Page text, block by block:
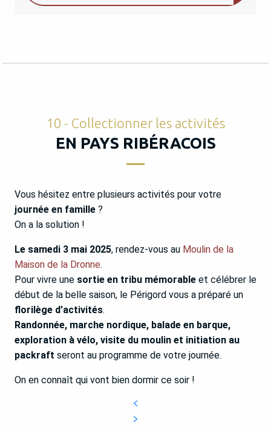
10 - Collectionner les activités
EN PAYS RIBÉRACOIS
Vous hésitez entre plusieurs activités pour votre
journée en famille ?
On a la solution !
Le samedi 3 mai 2025, rendez-vous au Moulin de la
Maison de la Dronne.
Pour vivre une sortie en tribu mémorable et célébrer le
début de la belle saison, le Périgord vous a préparé un
florilège d’activités.
Randonnée, marche nordique, balade en barque,
exploration à vélo, visite du moulin et initiation au
packraft seront au programme de votre journée.
On en connaît qui vont bien dormir ce soir !